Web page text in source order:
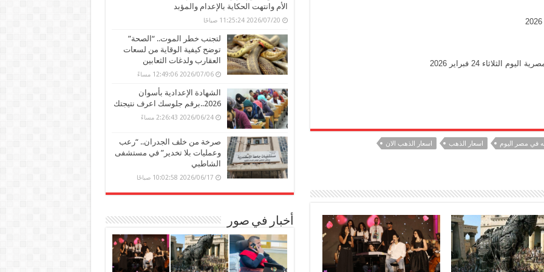
24 فبراير 2026
اسعار الذهب
اسعار الذهب الان
الأم وانتهت الحكاية بالإعدام والمؤبد
2026/07/20 11:25:24 صباحًا
لتجنب خطر الموت.. “الصحة”
توضح كيفية الوقاية من لسعات
العقارب ولدغات الثعابين
2026/07/06 12:49:06 مساءً
الشهادة الإعدادية بأسوان
2026..برقم جلوسك اعرف نتيجتك
2026/06/24 2:26:43 مساءً
صرخة من خلف الجدران.. “رعب
وعمليات بلا تخدير” في مستشفى
الشاطبي
2026/06/17 10:02:58 صباحًا
أخبار في صور